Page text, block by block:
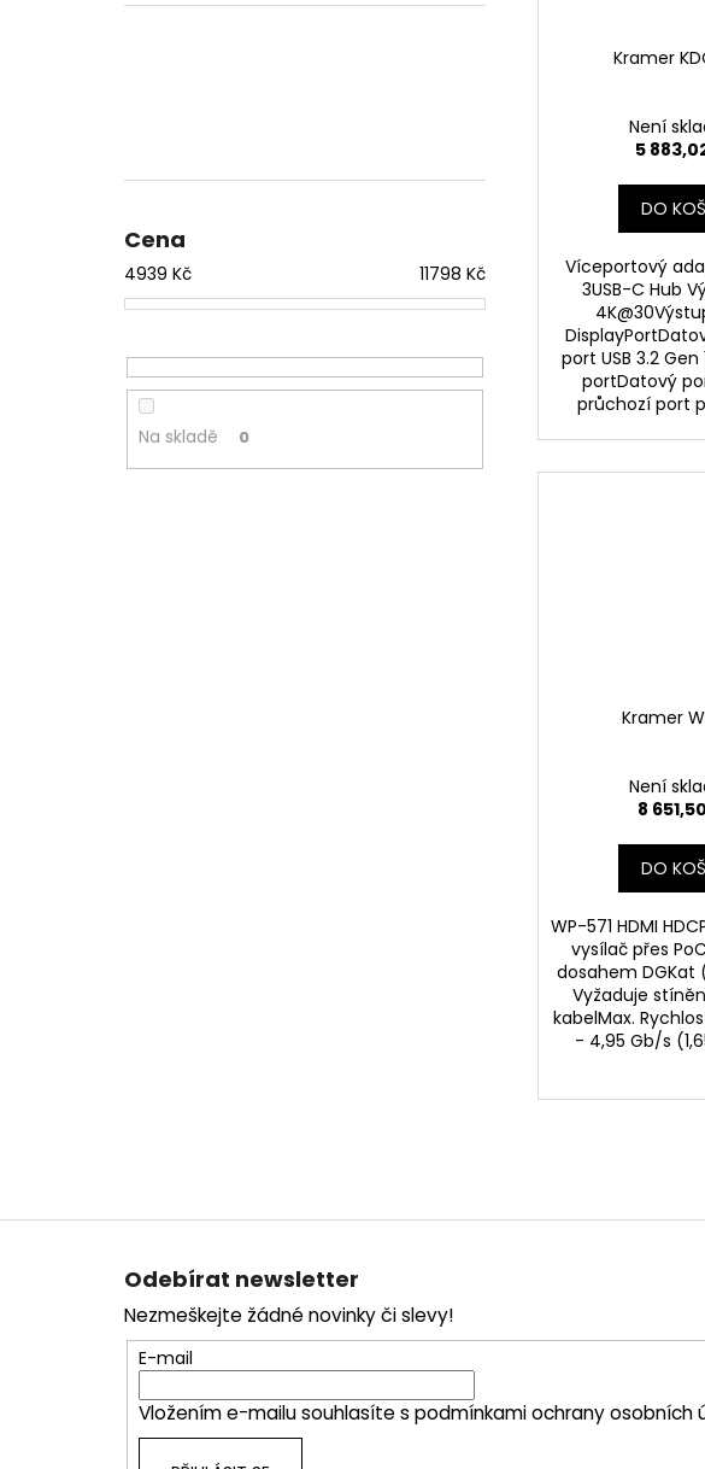
Cena
4939 Kč 11798 Kč
Na skladě 0
Kramer
Není
5
DO
Víceportový
3USB-C Hub
port USB 3.2
portDatový
průchozí port
Kramer
Není
8
DO
WP-571 HDMI
vysílač přes
dosahem DGKat
Vyžaduje
kabelMax.
- 4,95 Gb/s
Z
Odebírat newsletter
Nezmeškejte žádné novinky či slevy!
E-mail
Vložením e-mailu souhlasíte s podmínkami ochrany osobních